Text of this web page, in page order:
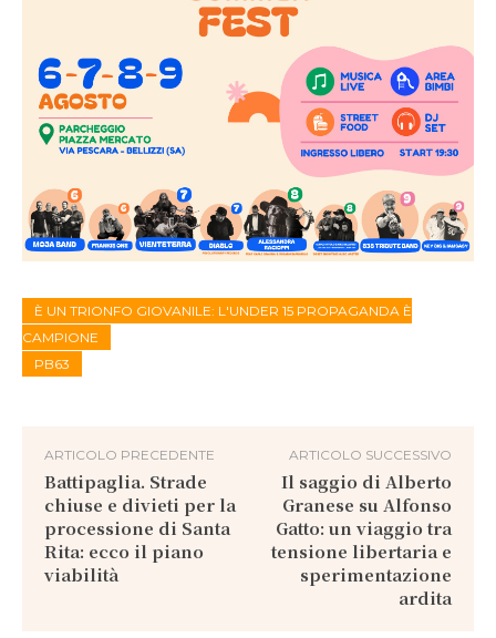
È UN TRIONFO GIOVANILE: L'UNDER 15 PROPAGANDA È
CAMPIONE
PB63
ARTICOLO PRECEDENTE
Battipaglia. Strade
chiuse e divieti per la
processione di Santa
Rita: ecco il piano
viabilità
ARTICOLO SUCCESSIVO
Il saggio di Alberto
Granese su Alfonso
Gatto: un viaggio tra
tensione libertaria e
sperimentazione
ardita